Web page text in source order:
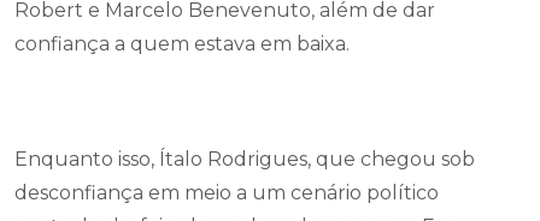
Robert e Marcelo Benevenuto, além de dar
confiança a quem estava em baixa.
Enquanto isso, Ítalo Rodrigues, que chegou sob
desconfiança em meio a um cenário político